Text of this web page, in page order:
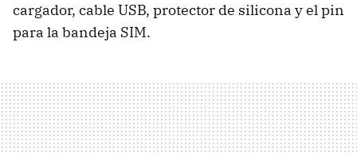
cargador, cable USB, protector de silicona y el pin
para la bandeja SIM.